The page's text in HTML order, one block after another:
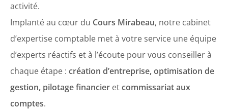
activité.
Implanté au cœur du Cours Mirabeau, notre cabinet
d’expertise comptable met à votre service une équipe
d’experts réactifs et à l’écoute pour vous conseiller à
chaque étape : création d’entreprise, optimisation de
gestion, pilotage financier etcommissariat aux
comptes.